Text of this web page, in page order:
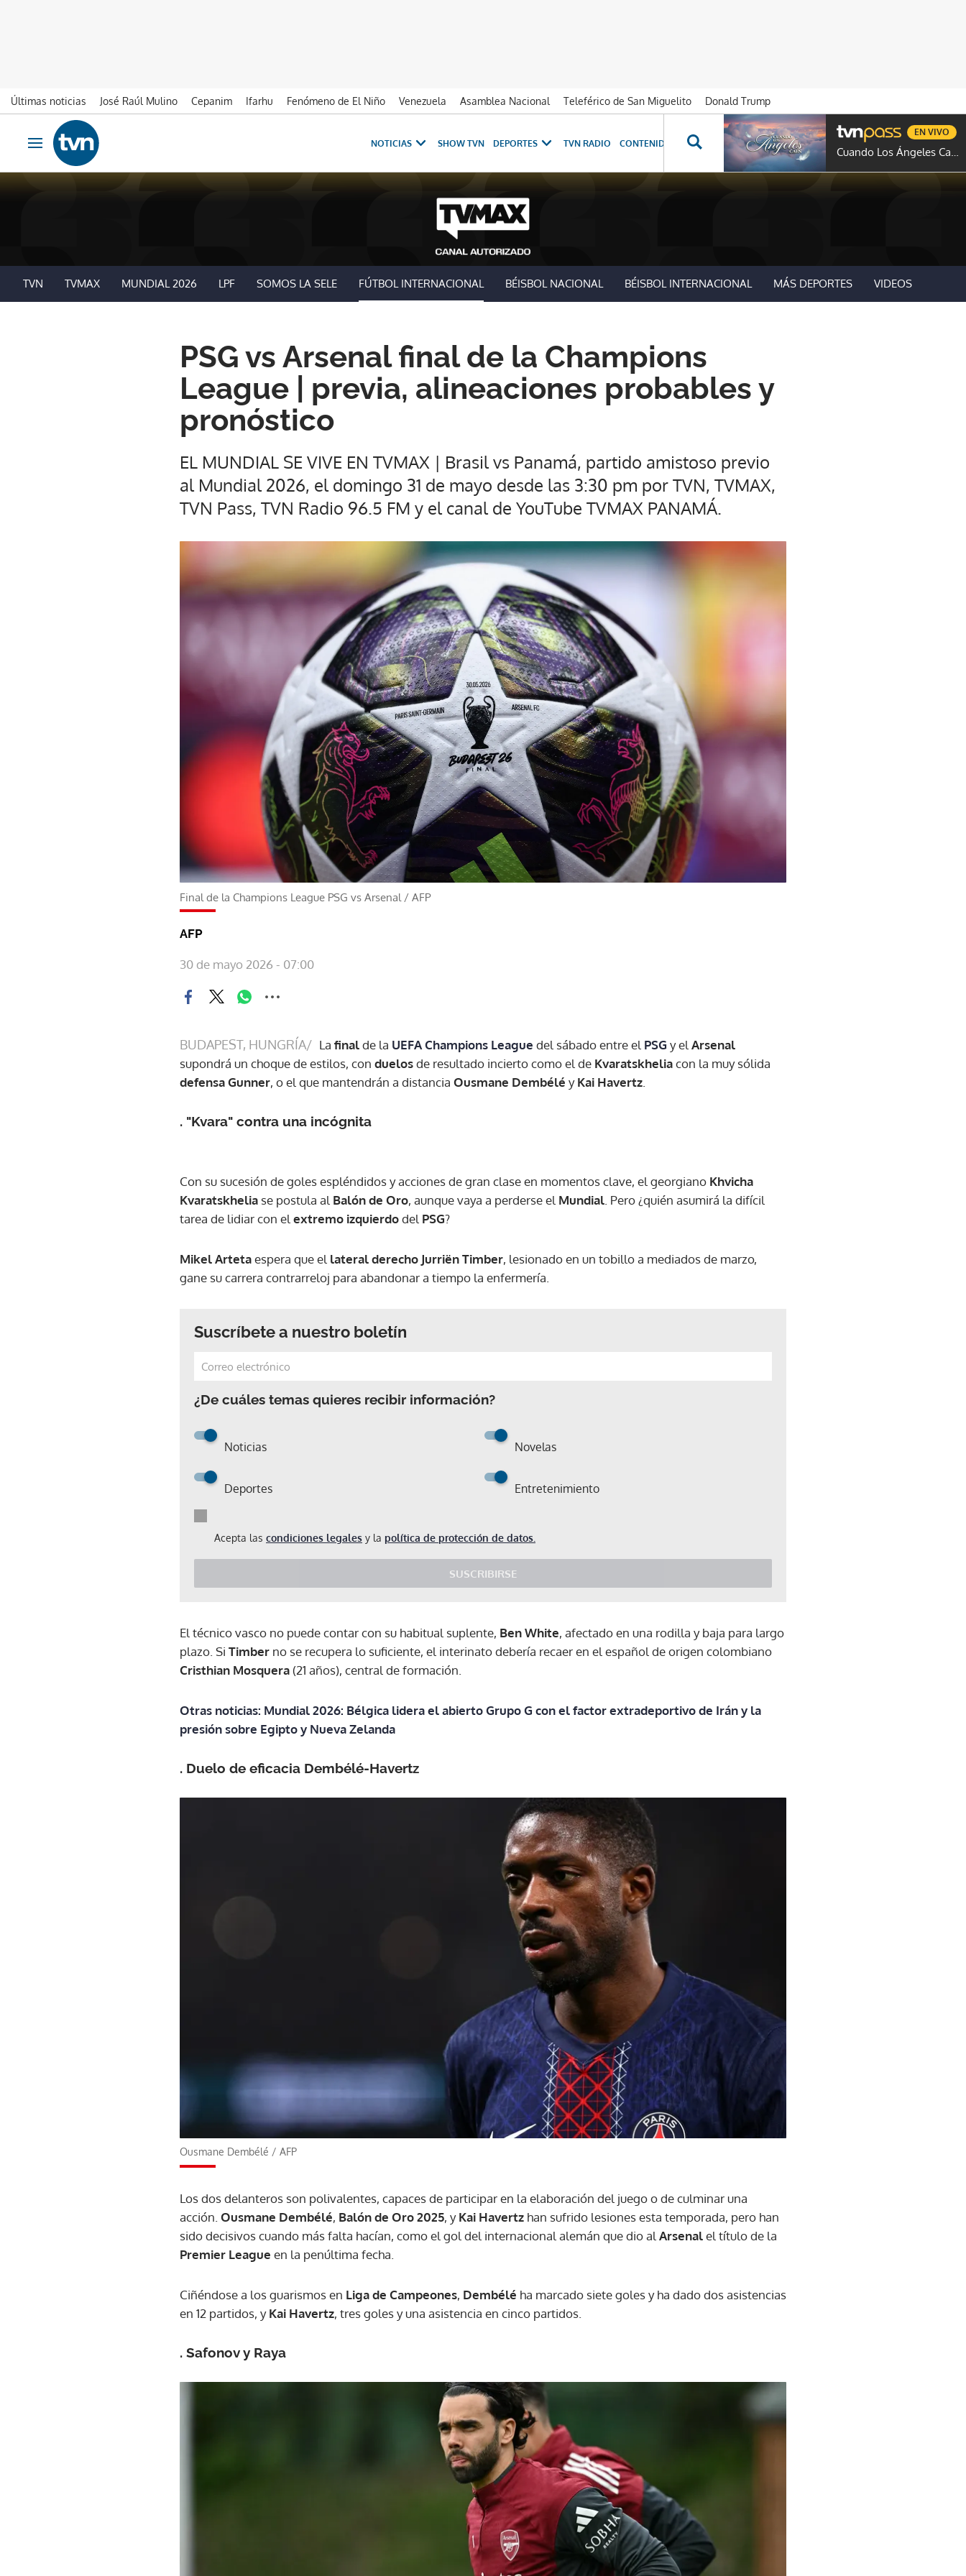
Últimas noticias José Raúl Mulino Cepanim Ifarhu Fenómeno de El Niño Venezuela Asamblea Nacional Teleférico de San Miguelito
Donald Trump
Ir al contenido
Obrir navegació
NOTICIAS SHOW TVN DEPORTES TVN RADIO CONTENIDOS ESPECIALES NOVELAS PROGRAMAS GENTE TVN
Cuando Los Ángeles Caen
EN VIVO
TVN TVMAX MUNDIAL 2026 LPF SOMOS LA SELE FÚTBOL INTERNACIONAL BÉISBOL NACIONAL BÉISBOL INTERNACIONAL MÁS DEPORTES VIDEOS
PSG vs Arsenal final de la Champions
League | previa, alineaciones probables y
pronóstico
EL MUNDIAL SE VIVE EN TVMAX | Brasil vs Panamá, partido amistoso previo
al Mundial 2026, el domingo 31 de mayo desde las 3:30 pm por TVN, TVMAX,
TVN Pass, TVN Radio 96.5 FM y el canal de YouTube TVMAX PANAMÁ.
Final de la Champions League PSG vs Arsenal / AFP
AFP
30 de mayo 2026 - 07:00
BUDAPEST, HUNGRÍA/ La finalde la UEFA Champions League del sábado entre el PSG y el Arsenal
supondrá un choque de estilos, con duelosde resultado incierto como el de Kvaratskheliacon la muy sólida
defensa Gunner, o el que mantendrán a distancia Ousmane Dembélé yKai Havertz
. "Kvara" contra una incógnita
Con su sucesión de goles espléndidos y acciones de gran clase en momentos clave, el georgiano Khvicha
Kvaratskhelia se postula al Balón de Oro, aunque vaya a perderse el Mundial . Pero ¿quién asumirá la difícil
tarea de lidiar con el extremo izquierdodel PSG?
Mikel Artetaespera que el lateral derecho Jurriën Timber, lesionado en un tobillo a mediados de marzo,
gane su carrera contrarreloj para abandonar a tiempo la enfermería.
Suscríbete a nuestro boletín
¿De cuáles temas quieres recibir información?
Noticias Novelas
Deportes Entretenimiento
Acepta las condiciones legales y la política de protección de datos.
SUSCRIBIRSE
ACEPTAR
El técnico vasco no puede contar con su habitual suplente, Ben White, afectado en una rodilla y baja para largo
plazo. Si Timber no se recupera lo suficiente, el interinato debería recaer en el español de origen colombiano
Cristhian Mosquera (21 años), central de formación.
Otras noticias: Mundial 2026: Bélgica lidera el abierto Grupo G con el factor extradeportivo de Irán y la
presión sobre Egipto y Nueva Zelanda
. Duelo de eficacia Dembélé-Havertz
Ousmane Dembélé / AFP
Los dos delanteros son polivalentes, capaces de participar en la elaboración del juego o de culminar una
acción.Ousmane Dembélé, Balón de Oro 2025, yKai Havertz han sufrido lesiones esta temporada, pero han
sido decisivos cuando más falta hacían, como el gol del internacional alemán que dio alArsenalel título de la
Premier League en la penúltima fecha.
Ciñéndose a los guarismos en Liga de Campeones, Dembélé ha marcado siete goles y ha dado dos asistencias
en 12 partidos, yKai Havertz, tres goles y una asistencia en cinco partidos.
. Safonovy Raya